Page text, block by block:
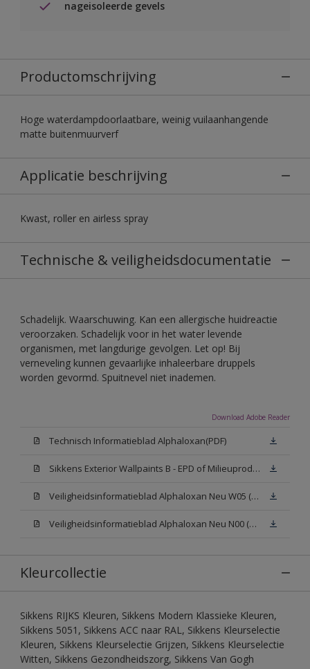
nageisoleerde gevels
Productomschrijving
Hoge waterdampdoorlaatbare, weinig vuilaanhangende
matte buitenmuurverf
Applicatie beschrijving
Kwast, roller en airless spray
Technische & veiligheidsdocumentatie
Schadelijk. Waarschuwing. Kan een allergische huidreactie
veroorzaken. Schadelijk voor in het water levende
organismen, met langdurige gevolgen. Let op! Bij
verneveling kunnen gevaarlijke inhaleerbare druppels
worden gevormd. Spuitnevel niet inademen.
Download Adobe Reader
Technisch Informatieblad Alphaloxan(PDF)
Sikkens Exterior Wallpaints B - EPD of Milieuproductverklaring
Veiligheidsinformatieblad Alphaloxan Neu W05 (MSDS)
Veiligheidsinformatieblad Alphaloxan Neu N00 (MSDS)
Kleurcollectie
Sikkens RIJKS Kleuren, Sikkens Modern Klassieke Kleuren,
Sikkens 5051, Sikkens ACC naar RAL, Sikkens Kleurselectie
Kleuren, Sikkens Kleurselectie Grijzen, Sikkens Kleurselectie
Witten, Sikkens Gezondheidszorg, Sikkens Van Gogh